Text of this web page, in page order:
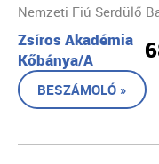
Nemzeti Fiú Serdülő
Zsíros Akadémia
Kőbánya/A
BESZÁMOLÓ »